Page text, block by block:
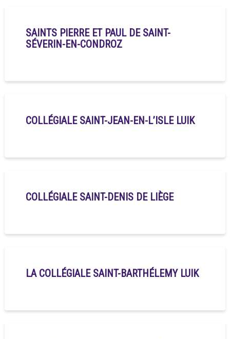
SAINTS PIERRE ET PAUL DE SAINT-
SÉVERIN-EN-CONDROZ
COLLÉGIALE SAINT-JEAN-EN-L’ISLE LUIK
COLLÉGIALE SAINT-DENIS DE LIÈGE
LA COLLÉGIALE SAINT-BARTHÉLEMY LUIK